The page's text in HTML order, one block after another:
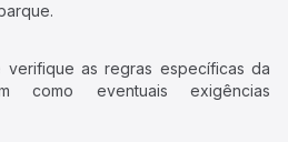
verifique as regras específicas da
como eventuais exigências